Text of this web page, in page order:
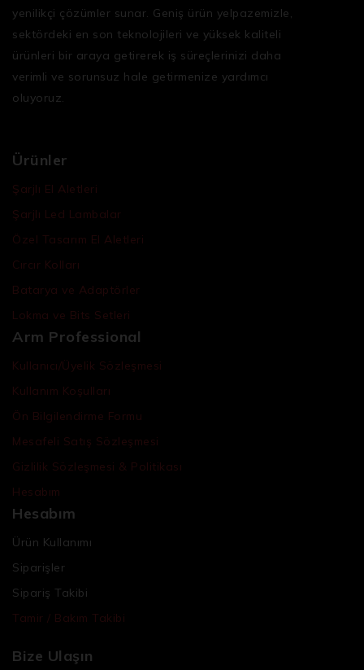
yenilikçi çözümler sunar. Geniş ürün yelpazemizle,
sektördeki en son teknolojileri ve yüksek kaliteli
ürünleri bir araya getirerek iş süreçlerinizi daha
verimli ve sorunsuz hale getirmenize yardımcı
oluyoruz.
Ürünler
Şarjlı El Aletleri
Şarjlı Led Lambalar
Özel Tasarım El Aletleri
Cırcır Kolları
Batarya ve Adaptörler
Lokma ve Bits Setleri
Arm Professional
Kullanıcı/Üyelik Sözleşmesi
Kullanım Koşulları
Ön Bilgilendirme Formu
Mesafeli Satış Sözleşmesi
Gizlilik Sözleşmesi & Politikası
Hesabım
Hesabım
Ürün Kullanımı
Siparişler
Sipariş Takibi
Tamir / Bakım Takibi
Bize Ulaşın